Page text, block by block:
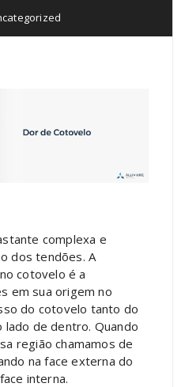
complexa e
dos tendões. A
cotovelo é a
em sua origem no
do cotovelo tanto do
de dentro. Quando
região chamamos de
na face externa do
interna.